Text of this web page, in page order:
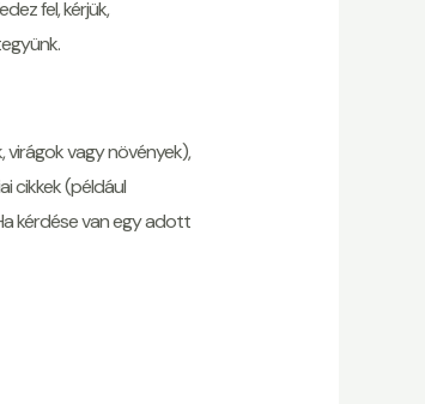
fel, kérjük,
vagy növények),
cikkek (például
kérdése van egy adott